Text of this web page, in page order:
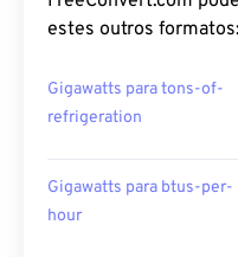
estes outros formatos:
Gigawatts para tons-of-
refrigeration
Gigawatts para btus-per-
hour